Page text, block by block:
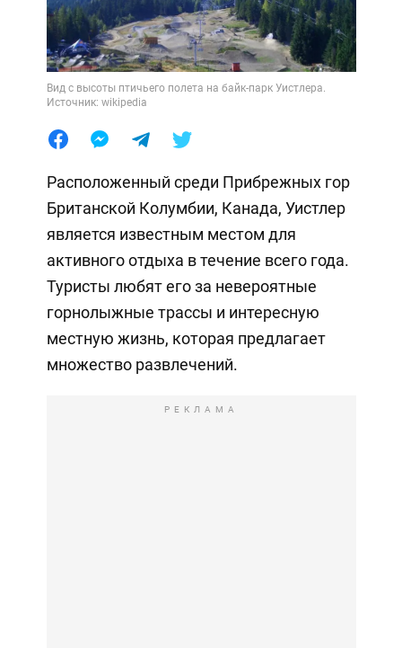
Вид с высоты птичьего полета на байк-парк Уистлера.
Источник: wikipedia
Расположенный среди Прибрежных гор
Британской Колумбии, Канада, Уистлер
является известным местом для
активного отдыха в течение всего года.
Туристы любят его за невероятные
горнолыжные трассы и интересную
местную жизнь, которая предлагает
множество развлечений.
РЕКЛАМА